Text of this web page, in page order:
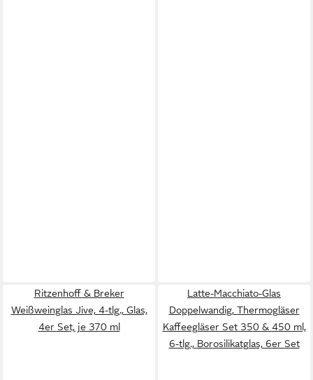
Ritzenhoff & Breker
Weißweinglas Jive, 4-tlg., Glas,
4er Set, je 370 ml
Latte-Macchiato-Glas
Doppelwandig, Thermogläser
Kaffeegläser Set 350 & 450 ml,
6-tlg., Borosilikatglas, 6er Set